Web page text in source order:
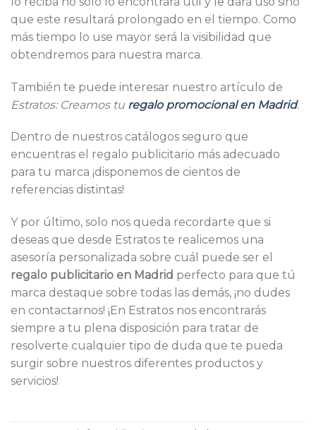
que este resultará prolongado en el tiempo. Como
más tiempo lo use mayor será la visibilidad que
obtendremos para nuestra marca.
También te puede interesar nuestro artículo de
Estratos: Creamos tu regalo promocional en Madrid.
Dentro de nuestros catálogos seguro que
encuentras el regalo publicitario más adecuado
para tu marca ¡disponemos de cientos de
referencias distintas!
Y por último, solo nos queda recordarte que si
deseas que desde Estratos te realicemos una
asesoría personalizada sobre cuál puede ser el
regalo publicitario en Madrid perfecto para que tú
marca destaque sobre todas las demás, ¡no dudes
en contactarnos! ¡En Estratos nos encontrarás
siempre a tu plena disposición para tratar de
resolverte cualquier tipo de duda que te pueda
surgir sobre nuestros diferentes productos y
servicios!